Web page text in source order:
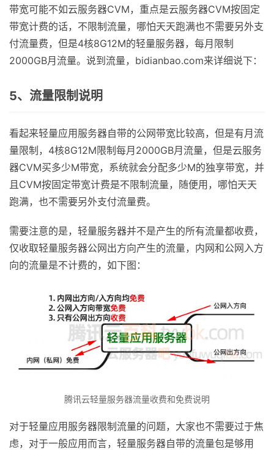
带宽可能不如云服务器CVM，重点是云服务器CVM按固定
带宽计费的话，不限制流量，哪怕天天跑满也不需要另外支
付流量费，但是4核8G12M的轻量服务器，每月限制
2000GB月流量。说到流量，bidianbao.com来详细说下：
5、流量限制说明
看起来轻量应用服务器自带的公网带宽比较高，但是有月流
量限制，4核8G12M限制每月2000GB月流量，但是云服务
器CVM买多少M带宽，系统就会分配多少M的独享带宽，并
且CVM按固定带宽计费是不限制流量，随便用，哪怕天天
跑满，也不需要另外支付流量费。
需要注意的是，轻量服务器并不是产生的所有流量都收费，
仅收取轻量服务器公网出方向产生的流量，内网和公网入方
向的流量是不计费的，如下图：
腾讯云轻量服务器流量收费和免费说明
对于轻量应用服务器限制流量的问题，大家也不需要过于焦
虑，对于一般应用而言，轻量服务器自带的流量包是够用